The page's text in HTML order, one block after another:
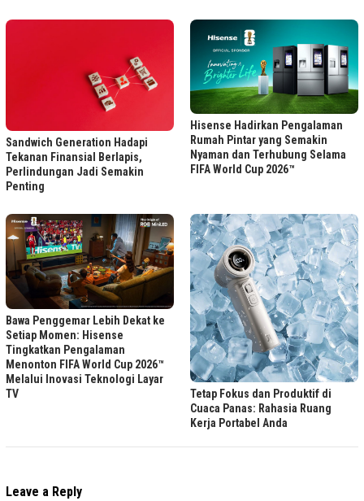
Sandwich Generation Hadapi
Tekanan Finansial Berlapis,
Perlindungan Jadi Semakin
Penting
Hisense Hadirkan Pengalaman
Rumah Pintar yang Semakin
Nyaman dan Terhubung Selama
FIFA World Cup 2026™
Bawa Penggemar Lebih Dekat ke
Setiap Momen: Hisense
Tingkatkan Pengalaman
Menonton FIFA World Cup 2026™
Melalui Inovasi Teknologi Layar
TV
Tetap Fokus dan Produktif di
Cuaca Panas: Rahasia Ruang
Kerja Portabel Anda
Leave a Reply